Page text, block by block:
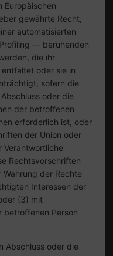
Europäischen
gewährte Recht,
automatisierten
— beruhenden
die ihr
oder sie in
sofern die
oder die
der betroffenen
erforderlich ist, oder
der Union oder
Verantwortliche
Rechtsvorschriften
der Rechte
Interessen der
(3) mit
betroffenen Person
Abschluss oder die